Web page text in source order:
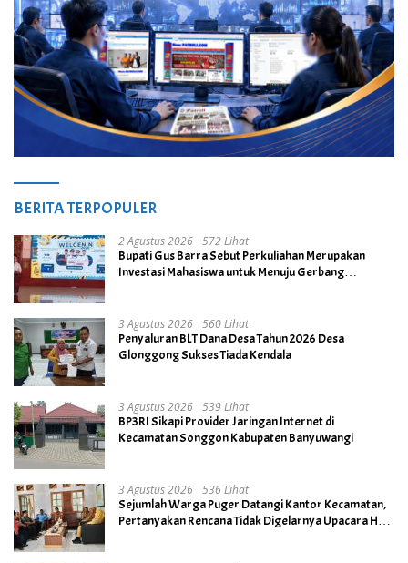
BERITA TERPOPULER
2 Agustus 2026 572 Lihat
Bupati Gus Barra Sebut Perkuliahan Merupakan
Investasi Mahasiswa untuk Menuju Gerbang
3 Agustus 2026 560 Lihat
Penyaluran BLT Dana Desa Tahun 2026 Desa
Glonggong Sukses Tiada Kendala
3 Agustus 2026 539 Lihat
BP3RI Sikapi Provider Jaringan Internet di
Kecamatan Songgon Kabupaten Banyuwangi
3 Agustus 2026 536 Lihat
Sejumlah Warga Puger Datangi Kantor Kecamatan,
Pertanyakan Rencana Tidak Digelarnya Upacara HUT